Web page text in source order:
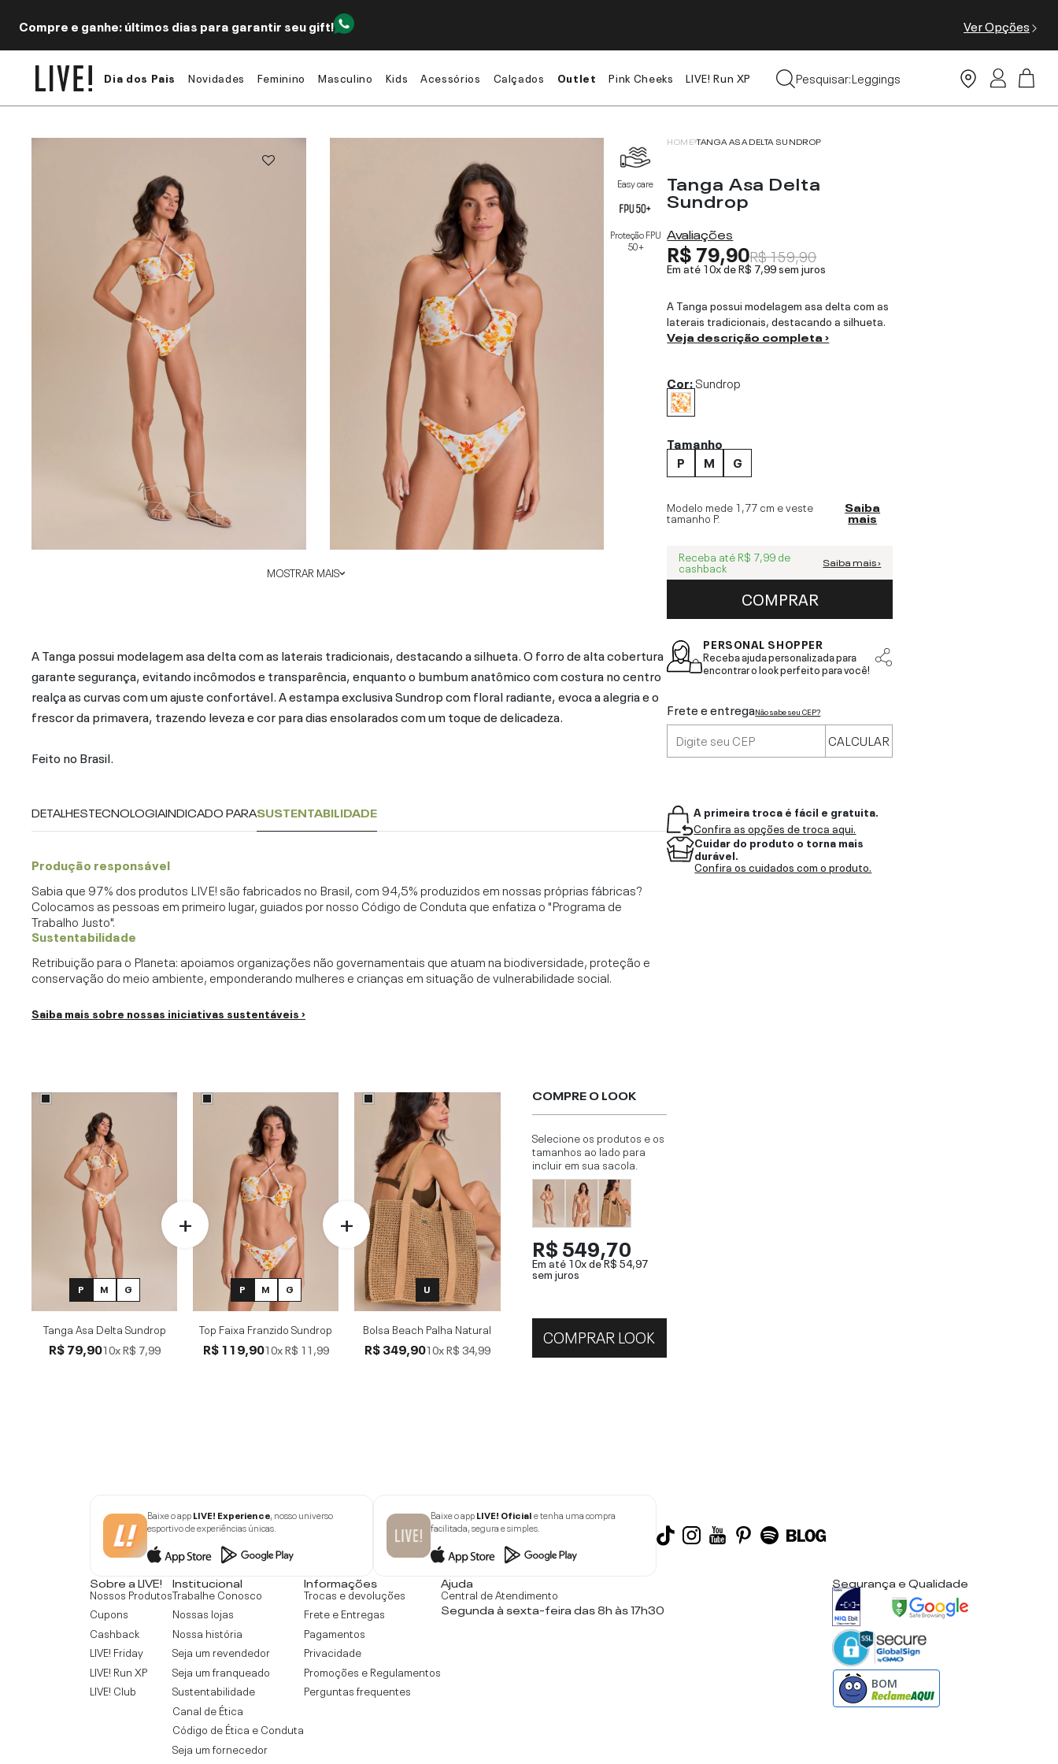
Compre e ganhe: últimos dias para garantir seu gift! Ver Opções
Dia dos Pais Novidades Feminino Masculino Kids Acessórios Calçados Outlet Pink Cheeks LIVE! Run XP
Pesquisar:
Tops
Leggings
MOSTRAR MAIS
Easy care
Proteção FPU
50+
A Tanga possui modelagem asa delta com as laterais tradicionais, destacando a silhueta. O forro de alta cobertura
garante segurança, evitando incômodos e transparência, enquanto o bumbum anatômico com costura no centro
realça as curvas com um ajuste confortável. A estampa exclusiva Sundrop com floral radiante, evoca a alegria e o
frescor da primavera, trazendo leveza e cor para dias ensolarados com um toque de delicadeza.
Feito no Brasil.
DETALHESTECNOLOGIAINDICADO PARASUSTENTABILIDADE
Produção responsável
Sabia que 97% dos produtos LIVE! são fabricados no Brasil, com 94,5% produzidos em nossas próprias fábricas?
Colocamos as pessoas em primeiro lugar, guiados por nosso Código de Conduta que enfatiza o "Programa de
Trabalho Justo".
Sustentabilidade
Retribuição para o Planeta: apoiamos organizações não governamentais que atuam na biodiversidade, proteção e
conservação do meio ambiente, emponderando mulheres e crianças em situação de vulnerabilidade social.
Saiba mais sobre nossas iniciativas sustentáveis ›
P M G
Tanga Asa Delta Sundrop
R$ 79,9010xR$ 7,99
P M G
Top Faixa Franzido Sundrop
R$ 119,9010xR$ 11,99
U
Bolsa Beach Palha Natural
R$ 349,9010xR$ 34,99
COMPRE O LOOK
Selecione os produtos e os
tamanhos ao lado para
incluir em sua sacola.
R$ 549,70
Em até 10x deR$ 54,97
sem juros
COMPRAR LOOK
HOME TANGA ASA DELTA SUNDROP
Tanga Asa Delta
Sundrop
Avaliações
R$ 79,90R$ 159,90
Em até 10x deR$ 7,99sem juros
A Tanga possui modelagem asa delta com as
laterais tradicionais, destacando a silhueta.
Veja descrição completa ›
Cor:Sundrop
Tamanho
P
M G
Modelo mede 1,77 cm e veste
tamanho P.
Saiba
mais
Receba até R$ 7,99 de
cashback Saiba mais ›
COMPRAR
PERSONAL SHOPPER
Receba ajuda personalizada para
encontrar o look perfeito para você!
Frete e entregaNão sabe seu CEP?
CALCULAR
A primeira troca é fácil e gratuita.
Confira as opções de troca aqui.
Cuidar do produto o torna mais
durável.
Confira os cuidados com o produto.
Baixe o appLIVE! Experience, nosso universo
esportivo de experiências únicas.
Baixe o appLIVE! Oficiale tenha uma compra
facilitada, segura e simples.
Sobre a LIVE!
Nossos Produtos
Cupons
Cashback
LIVE! Friday
LIVE! Run XP
LIVE! Club
Institucional
Trabalhe Conosco
Nossas lojas
Nossa história
Seja um revendedor
Seja um franqueado
Sustentabilidade
Canal de Ética
Código de Ética e Conduta
Seja um fornecedor
Informações
Trocas e devoluções
Frete e Entregas
Pagamentos
Privacidade
Promoções e Regulamentos
Perguntas frequentes
Ajuda
Central de Atendimento
Segunda à sexta-feira das 8h às 17h30
Segurança e Qualidade
BOM